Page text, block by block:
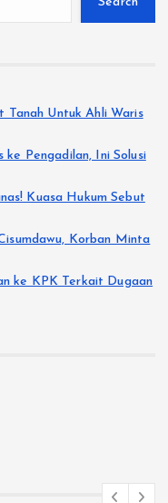
Tanah Untuk Ahli Waris
ke Pengadilan, Ini Solusi
Kuasa Hukum Sebut
Korban Minta
ke KPK Terkait Dugaan